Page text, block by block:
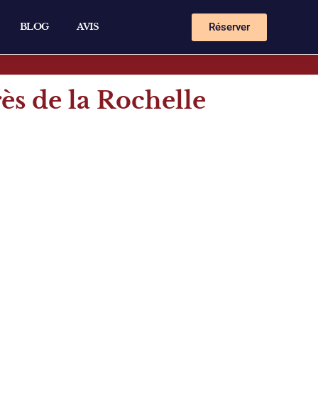
BLOG AVIS Réserver
de la Rochelle